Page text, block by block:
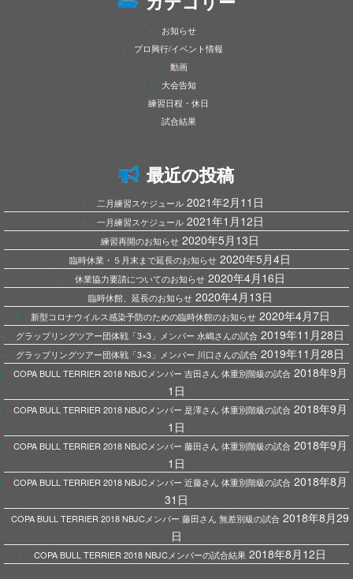
お知らせ
プロ興行/イベント情報
動画
大会告知
練習日程・休日
試合結果
最近の投稿
二月練習スケジュール 2021年2月11日
一月練習スケジュール 2021年1月12日
練習再開のお知らせ 2020年5月13日
臨時休業・５月末まで延長のお知らせ 2020年5月4日
休業協力要請についてのお知らせ 2020年4月16日
臨時休館、延長のお知らせ 2020年4月13日
新型コロナウイルス感染予防のための臨時休館のお知らせ 2020年4月7日
グラップリングツアー団体戦「3×3」メンバー 永嶋さんの試合 2019年11月28日
グラップリングツアー団体戦「3×3」メンバー 川口さんの試合 2019年11月28日
COPA BULL TERRIER 2018 NBJCメンバー 吉田さん 体重別階級の試合 2018年9月
1日
COPA BULL TERRIER 2018 NBJCメンバー 是澤さん 体重別階級の試合 2018年9月
1日
COPA BULL TERRIER 2018 NBJCメンバー 藤田さん 体重別階級の試合 2018年9月
1日
COPA BULL TERRIER 2018 NBJCメンバー 近藤さん 体重別階級の試合 2018年8月
31日
COPA BULL TERRIER 2018 NBJCメンバー 藤田さん 無差別級の試合 2018年8月29
日
COPA BULL TERRIER 2018 NBJCメンバーの試合結果 2018年8月12日